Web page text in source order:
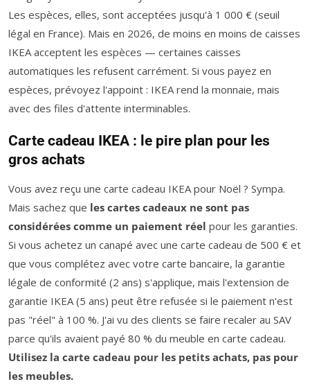
Les espèces, elles, sont acceptées jusqu'à 1 000 € (seuil
légal en France). Mais en 2026, de moins en moins de caisses
IKEA acceptent les espèces — certaines caisses
automatiques les refusent carrément. Si vous payez en
espèces, prévoyez l'appoint : IKEA rend la monnaie, mais
avec des files d'attente interminables.
Carte cadeau IKEA : le pire plan pour les
gros achats
Vous avez reçu une carte cadeau IKEA pour Noël ? Sympa.
Mais sachez que les cartes cadeaux ne sont pas
considérées comme un paiement réel pour les garanties.
Si vous achetez un canapé avec une carte cadeau de 500 € et
que vous complétez avec votre carte bancaire, la garantie
légale de conformité (2 ans) s'applique, mais l'extension de
garantie IKEA (5 ans) peut être refusée si le paiement n'est
pas "réel" à 100 %. J'ai vu des clients se faire recaler au SAV
parce qu'ils avaient payé 80 % du meuble en carte cadeau.
Utilisez la carte cadeau pour les petits achats, pas pour
les meubles.